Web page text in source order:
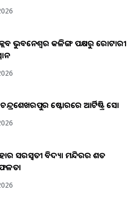
ଭୁବନେଶ୍ୱର କଳିଙ୍ଗ ପକ୍ଷରୁ ରୋଟାରୀ
ଷ୍ଟୋରରେ ଆର୍ଟିଷ୍ଟ୍ରି ସୋ
ସରସ୍ୱତୀ ବିଦ୍ୟା ମନ୍ଦିରର ଶତ